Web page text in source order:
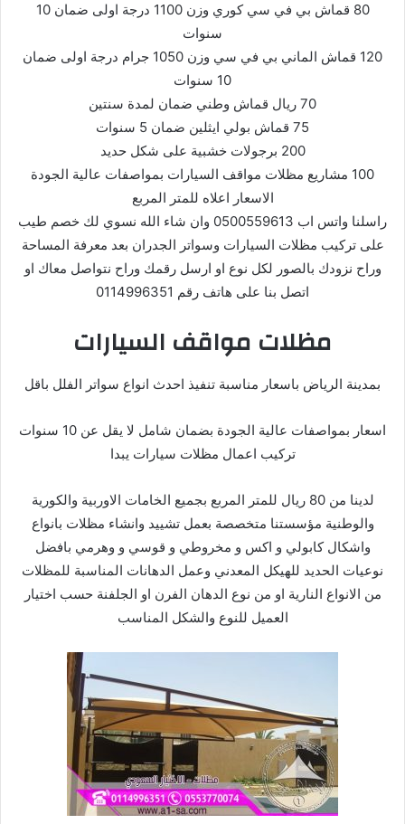
80 قماش بي في سي كوري وزن 1100 درجة اولى ضمان 10
سنوات
120 قماش الماني بي في سي وزن 1050 جرام درجة اولى ضمان
10 سنوات
70 ريال قماش وطني ضمان لمدة سنتين
75 قماش بولي ايثلين ضمان 5 سنوات
200 برجولات خشبية على شكل حديد
100 مشاريع مظلات مواقف السيارات بمواصفات عالية الجودة
الاسعار اعلاه للمتر المربع
راسلنا واتس اب 0500559613 وان شاء الله نسوي لك خصم طيب
على تركیب مظلات السيارات وسواتر الجدران بعد معرفة المساحة
وراح نزودك بالصور لكل نوع او ارسل رقمك وراح نتواصل معاك او
اتصل بنا على هاتف رقم 0114996351
مظلات مواقف السيارات
بمدينة الرياض باسعار مناسبة تنفيذ احدث انواع سواتر الفلل باقل
اسعار بمواصفات عالية الجودة بضمان شامل لا يقل عن 10 سنوات
تركيب اعمال مظلات سيارات يبدا
لدينا من 80 ريال للمتر المربع بجميع الخامات
الاوربية والكورية
والوطنية مؤسستنا متخصصة بعمل تشييد وانشاء مظلات بانواع
واشكال كابولي و اكس و مخروطي و قوسي و وهرمي بافضل
نوعيات الحديد للهيكل المعدني وعمل الدهانات المناسبة للمظلات
من الانواع النارية او من نوع الدهان الفرن او الجلفنة حسب اختيار
العميل للنوع والشكل المناسب